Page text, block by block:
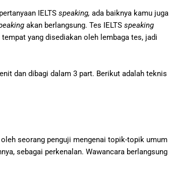
IELTS speaking, ada baiknya kamu juga
akan berlangsung. Tes IELTS speaking
yang disediakan oleh lembaga tes, jadi
dan dibagi dalam 3 part. Berikut adalah teknis
seorang penguji mengenai topik-topik umum
sebagai perkenalan. Wawancara berlangsung